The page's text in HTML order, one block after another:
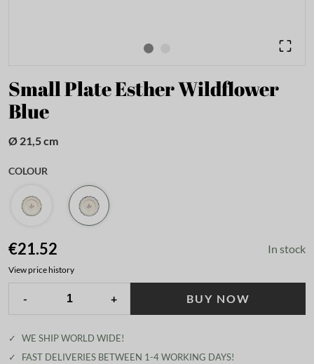
Small Plate Esther Wildflower
Blue
Ø 21,5 cm
COLOUR
€21.52 In stock
View price history
- + BUY NOW
✓
WE SHIP WORLD WIDE!
✓
FAST DELIVERIES BETWEEN 1-4 WORKING DAYS!